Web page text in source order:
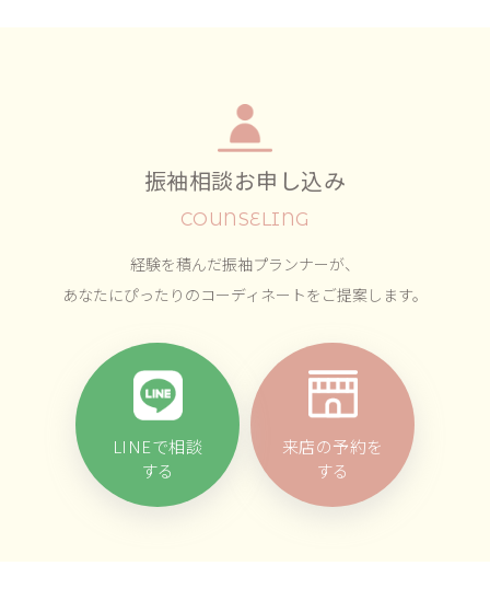
来店の予約を
する
振袖相談お申し込み
COUNSELING
経験を積んだ振袖プランナーが、
あなたにぴったりのコーディネートをご提案します。
LINEで相談
する